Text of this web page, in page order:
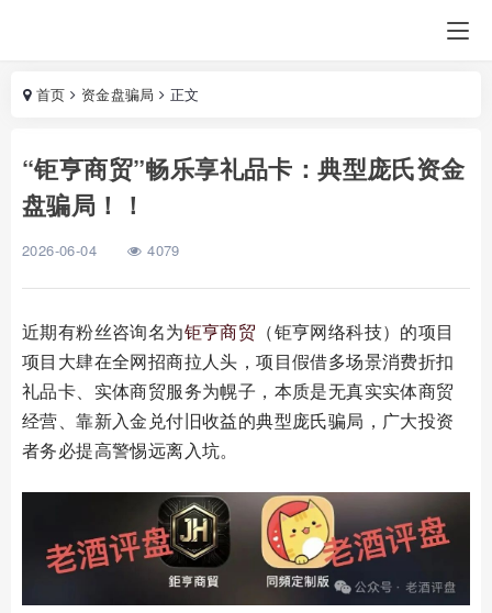
首页 资金盘骗局 正文
“钜亨商贸”畅乐享礼品卡：典型庞氏资金
盘骗局！！
2026-06-04 4079
近期有粉丝咨询名为钜亨商贸 （钜亨网络科技）的项目
项目大肆在全网招商拉人头，项目假借多场景消费折扣
礼品卡、实体商贸服务为幌子，本质是无真实实体商贸
经营、靠新入金兑付旧收益的典型庞氏骗局，广大投资
者务必提高警惕远离入坑。